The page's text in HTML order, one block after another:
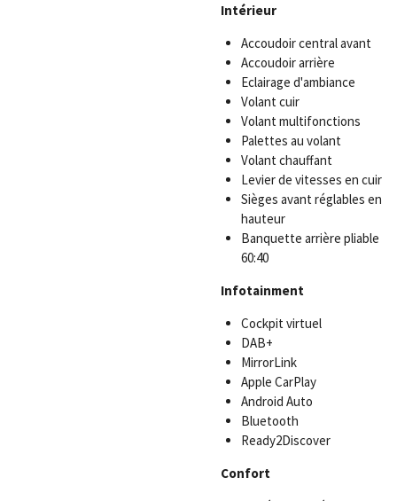
Intérieur
Accoudoir central avant
Accoudoir arrière
Eclairage d'ambiance
Volant cuir
Volant multifonctions
Palettes au volant
Volant chauffant
Levier de vitesses en cuir
Sièges avant réglables en
hauteur
Banquette arrière pliable
60:40
Infotainment
Cockpit virtuel
DAB+
MirrorLink
Apple CarPlay
Android Auto
Bluetooth
Ready2Discover
Confort